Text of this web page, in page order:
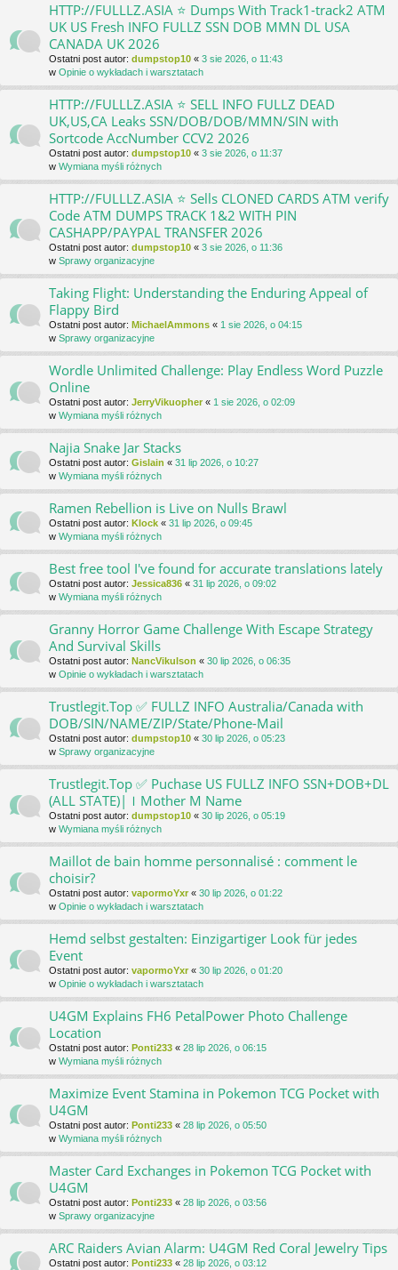
HTTP://FULLLZ.ASIA ⭐️ Dumps With Track1-track2 ATM
UK US Fresh INFO FULLZ SSN DOB MMN DL USA
CANADA UK 2026
Ostatni post autor: dumpstop10 « 3 sie 2026, o 11:43
w Opinie o wykładach i warsztatach
HTTP://FULLLZ.ASIA ⭐️ SELL INFO FULLZ DEAD
UK,US,CA Leaks SSN/DOB/DOB/MMN/SIN with
Sortcode AccNumber CCV2 2026
Ostatni post autor: dumpstop10 « 3 sie 2026, o 11:37
w Wymiana myśli różnych
HTTP://FULLLZ.ASIA ⭐️ Sells CLONED CARDS ATM verify
Code ATM DUMPS TRACK 1&2 WITH PIN
CASHAPP/PAYPAL TRANSFER 2026
Ostatni post autor: dumpstop10 « 3 sie 2026, o 11:36
w Sprawy organizacyjne
Taking Flight: Understanding the Enduring Appeal of
Flappy Bird
Ostatni post autor: MichaelAmmons « 1 sie 2026, o 04:15
w Sprawy organizacyjne
Wordle Unlimited Challenge: Play Endless Word Puzzle
Online
Ostatni post autor: JerryVikuopher « 1 sie 2026, o 02:09
w Wymiana myśli różnych
Najia Snake Jar Stacks
Ostatni post autor: Gislain « 31 lip 2026, o 10:27
w Wymiana myśli różnych
Ramen Rebellion is Live on Nulls Brawl
Ostatni post autor: Klock « 31 lip 2026, o 09:45
w Wymiana myśli różnych
Best free tool I've found for accurate translations lately
Ostatni post autor: Jessica836 « 31 lip 2026, o 09:02
w Wymiana myśli różnych
Granny Horror Game Challenge With Escape Strategy
And Survival Skills
Ostatni post autor: NancVikulson « 30 lip 2026, o 06:35
w Opinie o wykładach i warsztatach
Trustlegit.Top ✅ FULLZ INFO Australia/Canada with
DOB/SIN/NAME/ZIP/State/Phone-Mail
Ostatni post autor: dumpstop10 « 30 lip 2026, o 05:23
w Sprawy organizacyjne
Trustlegit.Top ✅ Puchase US FULLZ INFO SSN+DOB+DL
(ALL STATE)|ｌMother M Name
Ostatni post autor: dumpstop10 « 30 lip 2026, o 05:19
w Wymiana myśli różnych
Maillot de bain homme personnalisé : comment le
choisir?
Ostatni post autor: vapormoYxr « 30 lip 2026, o 01:22
w Opinie o wykładach i warsztatach
Hemd selbst gestalten: Einzigartiger Look für jedes
Event
Ostatni post autor: vapormoYxr « 30 lip 2026, o 01:20
w Opinie o wykładach i warsztatach
U4GM Explains FH6 PetalPower Photo Challenge
Location
Ostatni post autor: Ponti233 « 28 lip 2026, o 06:15
w Wymiana myśli różnych
Maximize Event Stamina in Pokemon TCG Pocket with
U4GM
Ostatni post autor: Ponti233 « 28 lip 2026, o 05:50
w Wymiana myśli różnych
Master Card Exchanges in Pokemon TCG Pocket with
U4GM
Ostatni post autor: Ponti233 « 28 lip 2026, o 03:56
w Sprawy organizacyjne
ARC Raiders Avian Alarm: U4GM Red Coral Jewelry Tips
Ostatni post autor: Ponti233 « 28 lip 2026, o 03:12